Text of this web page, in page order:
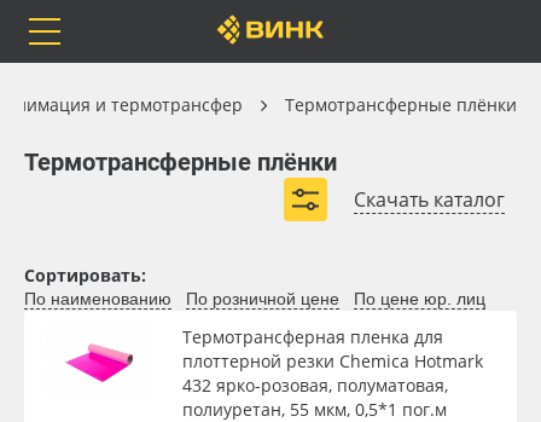
Orafol
Бренды
Рулонные материалы
Самоклеящиеся плёнки
и термотрансфер Термотрансферные плёнки
Термотрансферные плёнки
Скачать каталог
Сублимация и термотрансфер
Термотрансферные плёнки
Термотрансферные плёнки для печати
Монтажные плёнки для термотрансфера
Термотрансферные плёнки Witpac
Цветные термотрансферные плёнки
Сортировать:
По наименованию По розничной цене По цене юр. лиц
Термотрансферная пленка для
плоттерной резки Chemica Hotmark
432 ярко-розовая, полуматовая,
полиуретан, 55 мкм, 0,5*1 пог.м